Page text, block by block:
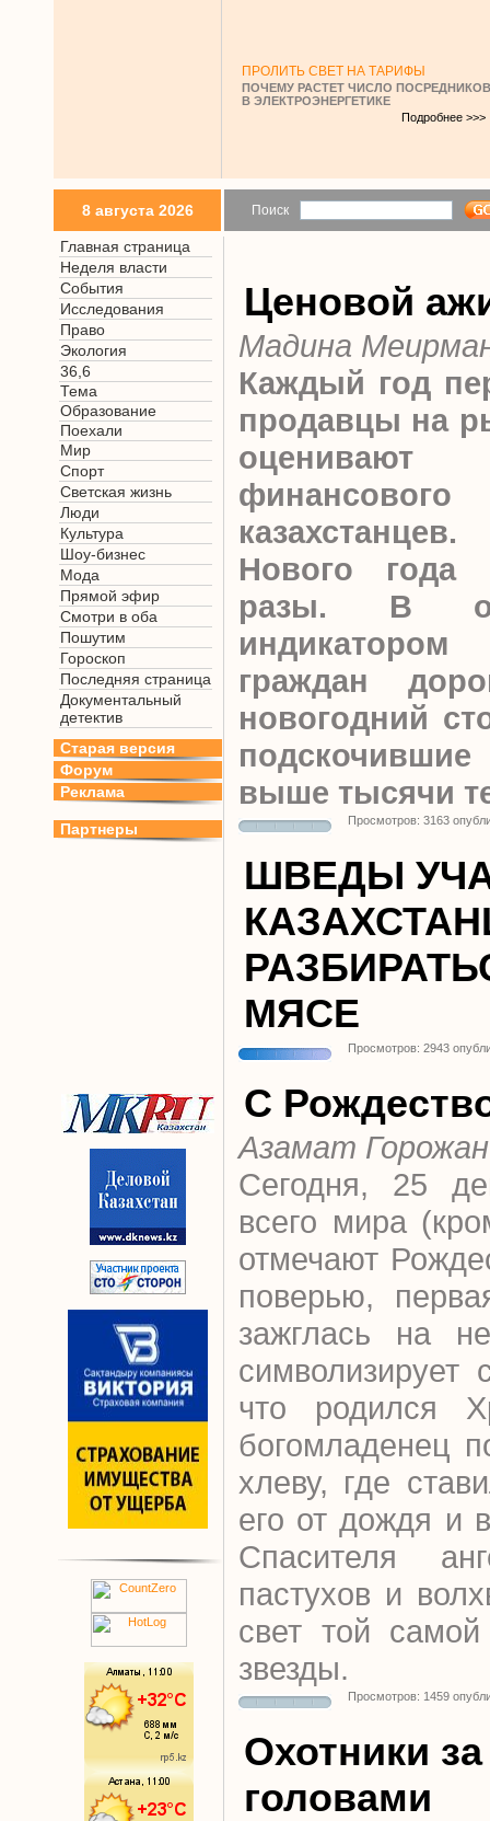
ПРОЛИТЬ СВЕТ НА ТАРИФЫ
ПОЧЕМУ РАСТЕТ ЧИСЛО ПОСРЕДНИКОВ
В ЭЛЕКТРОЭНЕРГЕТИКЕ
Подробнее >>>
8 августа 2026 Поиск
Главная страница
Неделя власти
События
Исследования
Право
Экология
36,6
Тема
Образование
Поехали
Мир
Спорт
Светская жизнь
Люди
Культура
Шоу-бизнес
Мода
Прямой эфир
Смотри в оба
Пошутим
Гороскоп
Последняя страница
Документальный
детектив
Старая версия
Форум
Реклама
Партнеры
Ценовой
Мадина
Каждый год
продавцы на
Нового года
разы. В
граждан
новогодний
выше тысячи
Просмотров: 3163
ШВЕДЫ
МЯСЕ
Просмотров: 2943
С
Азамат
Сегодня, 25
всего мира
отмечают
поверью,
зажглась на
что родился
богомладенец
хлеву, где
его от дождя и
Спасителя
пастухов и
свет той
звезды.
Просмотров: 1459
Охотники
головами